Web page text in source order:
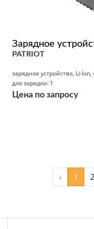
Зарядное
PATRIOT
зарядное устройство, Li-
для зарядки: 1
Цена по запросу
‹ 1 2